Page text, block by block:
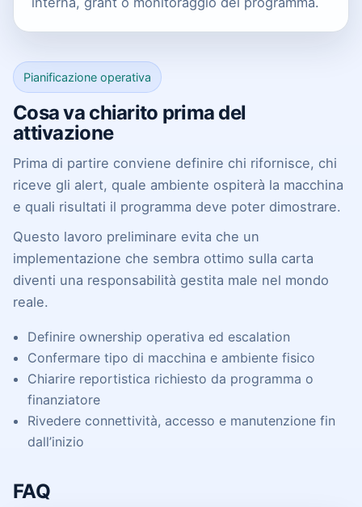
Pianificazione operativa
Cosa va chiarito prima del
attivazione
Prima di partire conviene definire chi rifornisce, chi
riceve gli alert, quale ambiente ospiterà la macchina
e quali risultati il programma deve poter dimostrare.
Questo lavoro preliminare evita che un
implementazione che sembra ottimo sulla carta
diventi una responsabilità gestita male nel mondo
reale.
Definire ownership operativa ed escalation
Confermare tipo di macchina e ambiente fisico
Chiarire reportistica richiesto da programma o
finanziatore
Rivedere connettività, accesso e manutenzione fin
dall’inizio
FAQ